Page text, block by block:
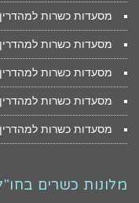
מסעדות כשרות למהדרין
מסעדות כשרות
מסעדות כשרות
מסעדות כשרות
מסעדות כשרות
מלונות כשרים